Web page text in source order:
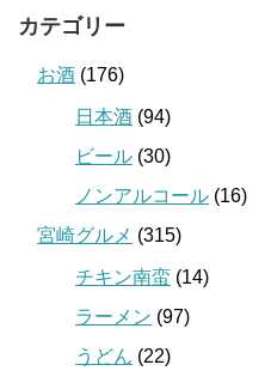
カテゴリー
お酒 (176)
日本酒 (94)
ビール (30)
ノンアルコール (16)
宮崎グルメ (315)
チキン南蛮 (14)
ラーメン (97)
うどん (22)